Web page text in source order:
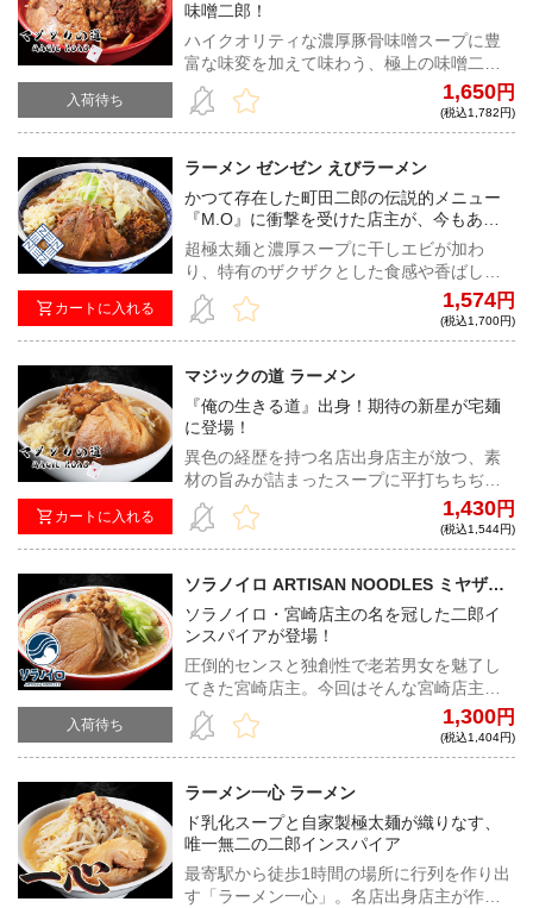
入荷待ち
味噌二郎！
ハイクオリティな濃厚豚骨味噌スープに豊
富な味変を加えて味わう、極上の味噌二郎
系！かつてマジシャンを志した店主がラー
メンであなたを魔法にかける！
1,650円
(税込1,782円)
カートに入れる
ラーメン ゼンゼン えびラーメン
かつて存在した町田二郎の伝説的メニュー
『M.O』に衝撃を受けた店主が、今もあの
味を追い求めながら作る一杯！
超極太麺と濃厚スープに干しエビが加わ
り、特有のザクザクとした食感や香ばしい
風味で更に旨みがブーストされた、『ラー
メン ゼンゼン』の人気メニュー！
1,574円
(税込1,700円)
カートに入れる
マジックの道 ラーメン
『俺の生きる道』出身！期待の新星が宅麺
に登場！
異色の経歴を持つ名店出身店主が放つ、素
材の旨みが詰まったスープに平打ちちぢれ
麺、味付き脂もついた二郎インスパイアフ
ルセット！
1,430円
(税込1,544円)
入荷待ち
ソラノイロ ARTISAN NOODLES ミヤザキ
チヒ郎
ソラノイロ・宮崎店主の名を冠した二郎イ
ンスパイアが登場！
圧倒的センスと独創性で老若男女を魅了し
てきた宮崎店主。今回はそんな宮崎店主が
手がける二郎インスパイアが宅麺に登場！
王道ながらもセンスが垣間見える、極上の
一杯！
1,300円
(税込1,404円)
ラーメン一心 ラーメン
ド乳化スープと自家製極太麺が織りなす、
唯一無二の二郎インスパイア
最寄駅から徒歩1時間の場所に行列を作り出
す「ラーメン一心」。名店出身店主が作る